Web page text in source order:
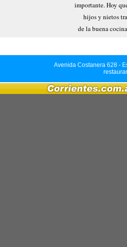
importante. Hoy
hijos y nietos
de la buena
Avenida Costanera 628 -